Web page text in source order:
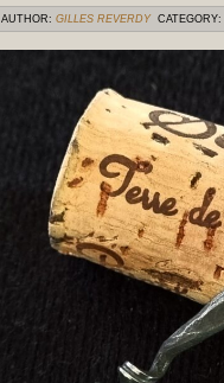
AUTHOR: GILLES REVERDY CATEGORY: